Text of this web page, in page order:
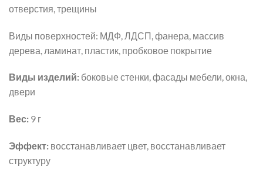
отверстия, трещины
Виды поверхностей: МДФ, ЛДСП, фанера, массив
дерева, ламинат, пластик, пробковое покрытие
Виды изделий: боковые стенки, фасады мебели, окна,
двери
Вес: 9 г
Эффект: восстанавливает цвет, восстанавливает
структуру